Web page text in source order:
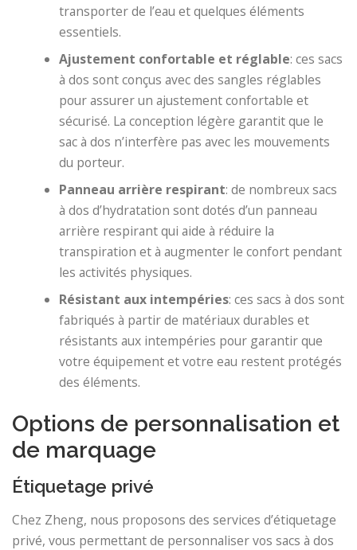
transporter de l’eau et quelques éléments
essentiels.
Ajustement confortable et réglable: ces sacs
à dos sont conçus avec des sangles réglables
pour assurer un ajustement confortable et
sécurisé. La conception légère garantit que le
sac à dos n’interfère pas avec les mouvements
du porteur.
Panneau arrière respirant: de nombreux sacs
à dos d’hydratation sont dotés d’un panneau
arrière respirant qui aide à réduire la
transpiration et à augmenter le confort pendant
les activités physiques.
Résistant aux intempéries: ces sacs à dos sont
fabriqués à partir de matériaux durables et
résistants aux intempéries pour garantir que
votre équipement et votre eau restent protégés
des éléments.
Options de personnalisation et
de marquage
Étiquetage privé
Chez Zheng, nous proposons des services d’étiquetage
privé, vous permettant de personnaliser vos sacs à dos